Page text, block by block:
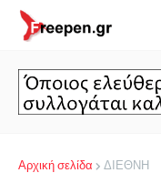
Αρχική σελίδα ΔΙΕΘΝΗ